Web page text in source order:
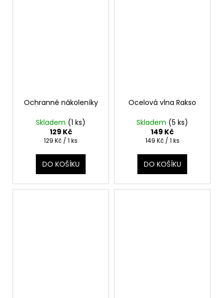
Ochranné nákoleníky
Skladem (1 ks)
129 Kč
Měrná
129 Kč / 1 ks
DO KOŠÍKU
Ocelová vlna Rakso
Skladem (5 ks)
149 Kč
Měrná
149 Kč / 1 ks
DO KOŠÍKU